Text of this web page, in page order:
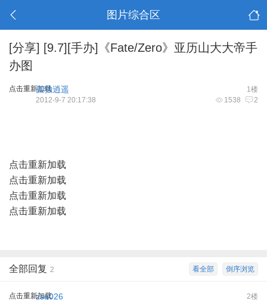
图片综合区
[分享] [9.7][手办]《Fate/Zero》亚历山大大帝手
办图
点击重新加载 1楼
孤独逍遥
1538 2
2012-9-7 20:17:38
点击重新加载
点击重新加载
点击重新加载
点击重新加载
倒序浏览
看全部
全部回复 2
点击重新加载 2楼
zsg026